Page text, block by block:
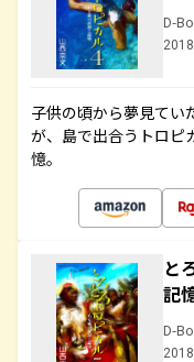
D-
子供の頃から夢見てい
が、島で出合うトロピ
憶。
と
記
D-